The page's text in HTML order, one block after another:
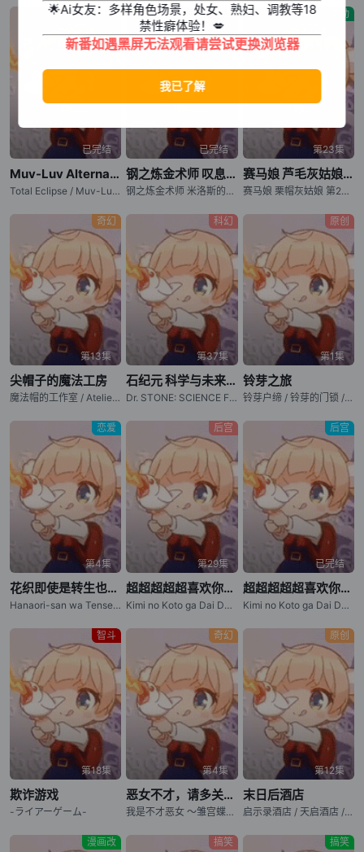
机战
已完结
Muv-Luv Alternative Total Eclipse
Total Eclipse / Muv-Luv ATE / マブラヴ オルタネイティヴ トータル・イクリプス
热血
已完结
钢之炼金术师 叹息之丘的圣星
钢之炼金术师 米洛斯的圣星 / Fullmetal Alchemist: The Sacred Star of Milos / Fullmetal Alchemist: The Sacred Star of the Walling Hill / Hagane no Renkinjutsushi: Milos no Seinaru Hoshi
运动
第23集
赛马娘 芦毛灰姑娘 第2部分
赛马娘 栗帽灰姑娘 第2部分 / 赛马娘 Cinderella Gray 第2部分 / Uma Musume Cinderella Gray Part 2
奇幻
第13集
尖帽子的魔法工房
魔法帽的工作室 / Atelier of Witch Hat / Witch Hat Atelier / Tongari Boushi no Atelier
科幻
第37集
石纪元 科学与未来 第3部分
Dr. STONE: SCIENCE FUTURE Part 3 / 新石纪 科学与未来 第3部分 / 石纪元 第四季 第3部分 / 新石纪 第四季 第3部分 / Dr. Stone: Science Future 3
原创
第1集
铃芽之旅
铃芽户缔 / 铃芽的门锁 / Suzume no Tojimari
恋爱
第4集
花织即使是转生也想打架
Hanaori-san wa Tensei shitemo Kenka ga Shitai / Hanaori-san Still Wants to Fight in the Next Life / 花织同学转生后还是想干架
后宫
第29集
超超超超超喜欢你的100个女朋友 第三季
Kimi no Koto ga Dai Dai Dai Dai Daisuki na 100-nin no Kanojo 3
后宫
已完结
超超超超超喜欢你的100个女朋友 第二季
Kimi no Koto ga Dai Dai Dai Dai Daisuki na Hyakunin no Kanojo (2025) / The 100 Girlfriends Who Really, Really, Really, Really, Really Love You (2025) / Kimi no Koto ga Dai Dai Dai Dai Daisuki na 100-nin no Kanojo 2 / The 100 Girlfriends Who Really, Really
智斗
第18集
欺诈游戏
-ライアーゲーム-
奇幻
第4集
恶女不才，请多关照 ～雏宫蝶鼠换身传～
我是不才恶女 ～雏宫蝶鼠互换传～ / 虽然我是不完美恶女 ～雏宫蝶鼠替换传～ / Though I Am an Inept Villainess: Tale of the Butterfly-Rat Body Swap in the Maiden Court / Futsutsuka na Akujo dewa Gozaimasu ga: Suuguu Chouso Torikae Den
原创
第12集
末日后酒店
启示录酒店 / 天启酒店 / Apocalypse Hotel
漫画改 搞笑 搞笑
🌟Ai女友：多样角色场景，处女、熟妇、调教等18
禁性癖体验！💋
新番如遇黑屏无法观看请尝试更换浏览器